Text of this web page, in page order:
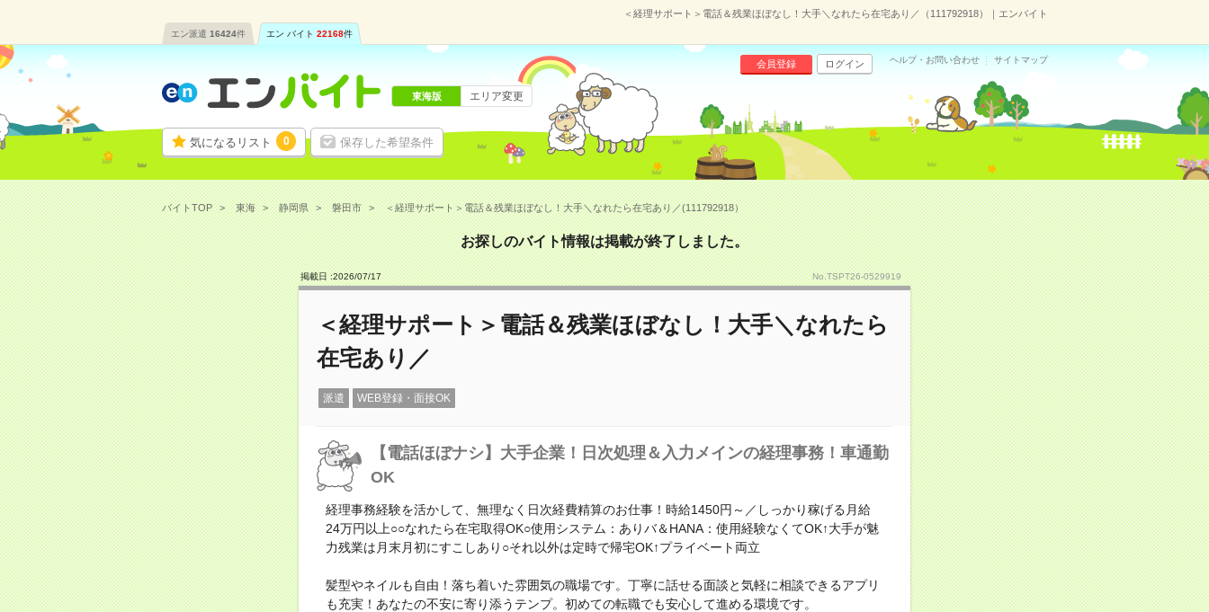
＜経理サポート＞電話＆残業ほぼなし！大手＼なれたら在宅あり／（111792918）｜エンバイト
エン派遣 16424件 エン バイト 22168件
気になるリスト 0 保存した希望条件
会員登録 ログイン ヘルプ・お問い合わせ サイトマップ
東海版 エリア変更
バイトTOP 東海 静岡県 磐田市 ＜経理サポート＞電話＆残業ほぼなし！大手＼なれたら在宅あり／(111792918）
お探しのバイト情報は掲載が終了しました。
掲載日 :2026/07/17 No.TSPT26-0529919
＜経理サポート＞電話＆残業ほぼなし！大手＼なれたら
在宅あり／
派遣 WEB登録・面接OK
【電話ほぼナシ】大手企業！日次処理＆入力メインの経理事務！車通勤
OK
経理事務経験を活かして、無理なく日次経費精算のお仕事！時給1450円～／しっかり稼げる月給
24万円以上○○なれたら在宅取得OK○使用システム：ありバ＆HANA：使用経験なくてOK↑大手が魅
力残業は月末月初にすこしあり○それ以外は定時で帰宅OK↑プライベート両立
髪型やネイルも自由！落ち着いた雰囲気の職場です。丁寧に話せる面談と気軽に相談できるアプリ
も充実！あなたの不安に寄り添うテンプ。初めての転職でも安心して進める環境です。